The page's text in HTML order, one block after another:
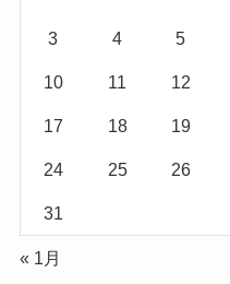
3 4 5
10 11 12
17 18 19
24 25 26
31
« 1月